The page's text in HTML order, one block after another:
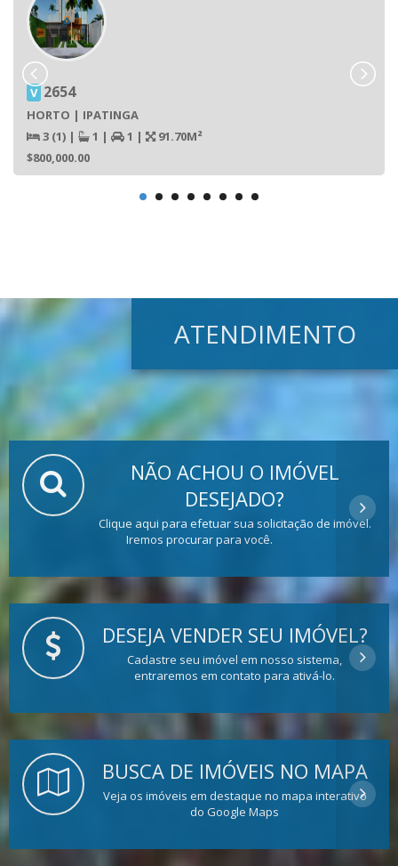
V 2654
HORTO | IPATINGA
3 (1) | 1 | 1 |
91.70M²
$800,000.00
ATENDIMENTO
NÃO ACHOU O IMÓVEL
DESEJADO?
Clique aqui para efetuar sua solicitação de imóvel.
Iremos procurar para você.
DESEJA VENDER SEU IMÓVEL?
Cadastre seu imóvel em nosso sistema,
entraremos em contato para ativá-lo.
BUSCA DE IMÓVEIS NO MAPA
Veja os imóveis em destaque no mapa interativo
do Google Maps